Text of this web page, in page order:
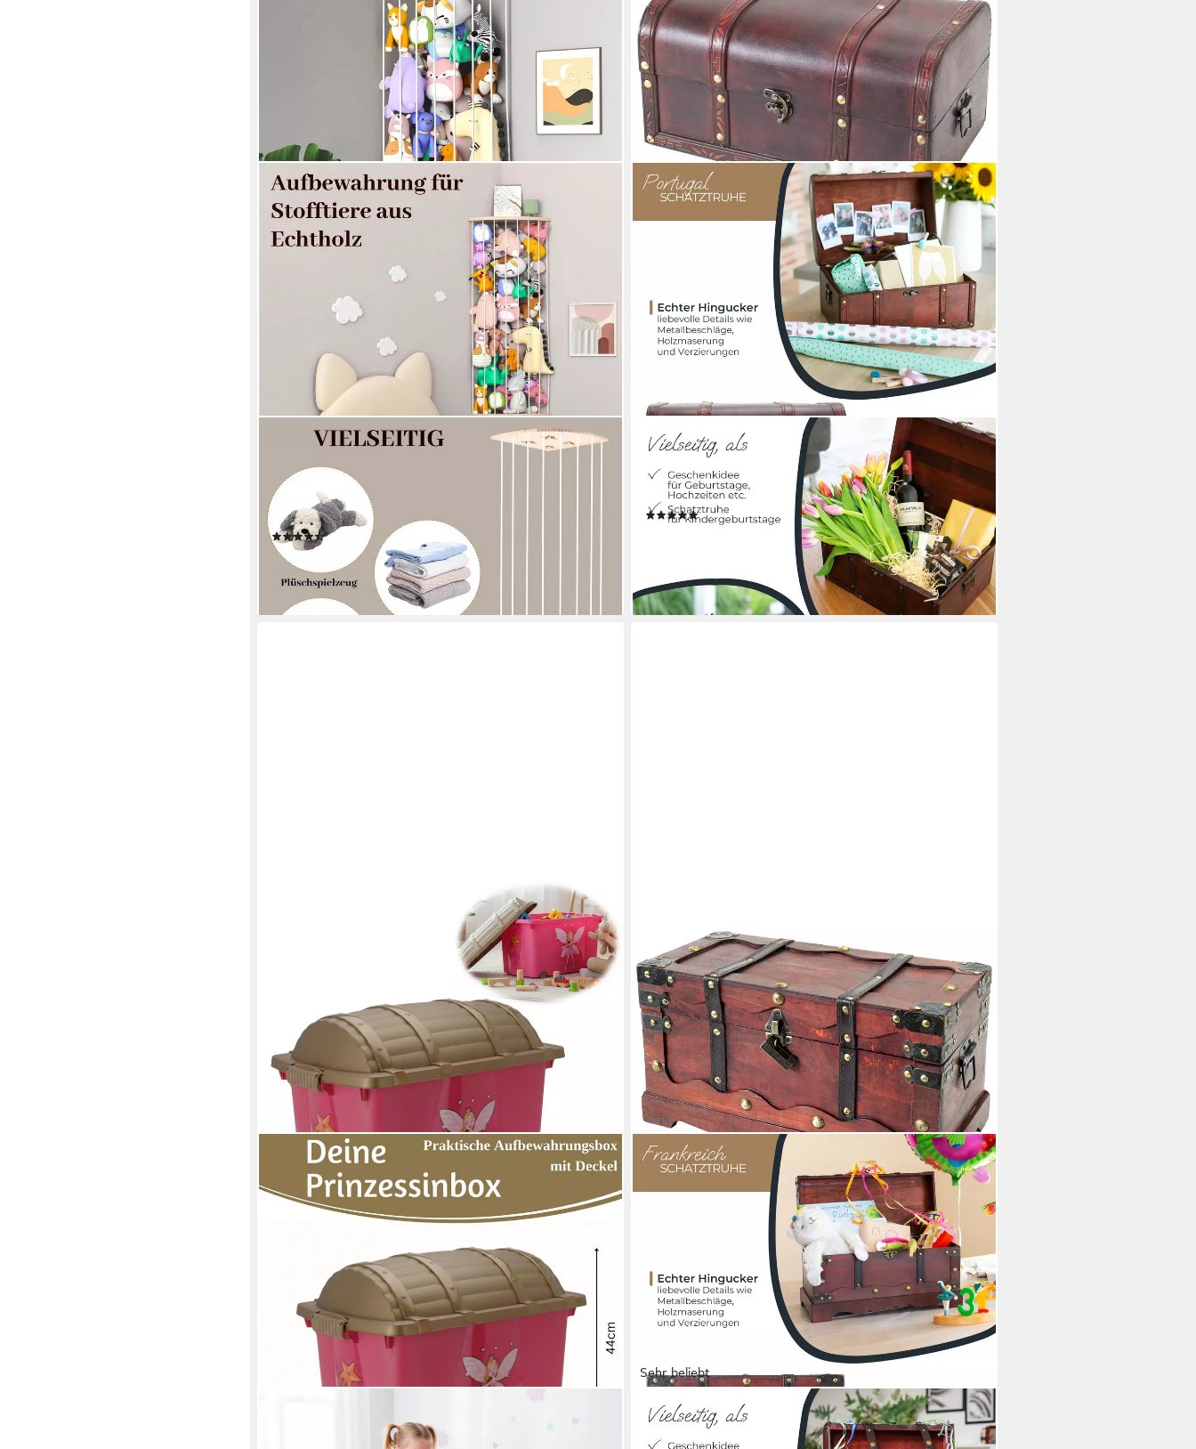
BLINGBIN
Spielzeugtruhe Kuscheltier Aufbewahrung Organizer, Holz
Eck Stofftier Regal (1 Set, 1 St., 135-180cm),
Kinderzimmer Hängend Spielzeug Organizer für
Plüschtiere
(3)
21,99 € 35,99 €
-39%
lieferbar - in 4-5 Werktagen bei dir
HMF
Schatzkiste Schatztruhe aus Holz, kleine Schatzkiste mit
Vintage Metallverschluss, für Kindergeburtstag, Hochzeit
oder Jubiläum 30 x 20 x 15 cm, Portugal
(11)
lieferbar - in 3-4 Werktagen bei dir
Spielzeugtruhe XL Spielzeugkiste Prinzessin Fee
Sehr beliebt
HMF
Schatzkiste Schatztruhe aus Holz, große Schatzkiste mit (1